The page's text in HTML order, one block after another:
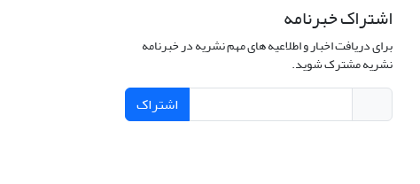
اشتراک خبرنامه
برای دریافت اخبار و اطلاعیه های مهم نشریه در خبرنامه
نشریه مشترک شوید.
اشتراک